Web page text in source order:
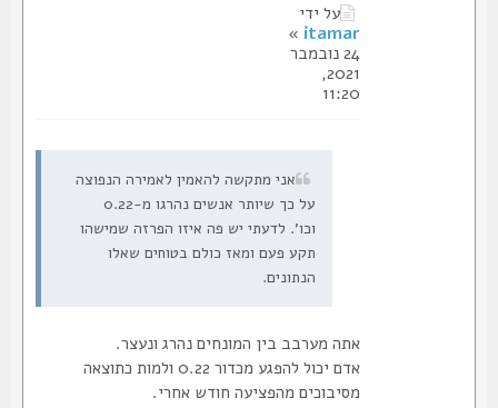
על ידי
itamar
»
24 נובמבר
2021,
11:20
אני מתקשה להאמין לאמירה הנפוצה
על כך שיותר אנשים נהרגו מ-0.22
וכו'. לדעתי יש פה איזו הפרזה שמישהו
תקע פעם ומאז כולם בטוחים שאלו
הנתונים.
אתה מערבב בין המונחים נהרג ונעצר.
אדם יכול להפגע מכדור 0.22 ולמות כתוצאה
מסיבוכים מהפציעה חודש אחרי.